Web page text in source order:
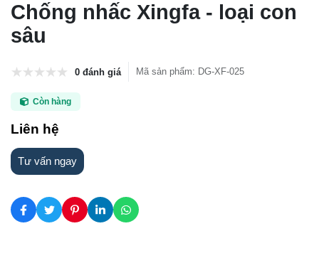
Chống nhấc Xingfa - loại con
sâu
0 đánh giá Mã sản phẩm: DG-XF-025
Còn hàng
Liên hệ
Tư vấn ngay